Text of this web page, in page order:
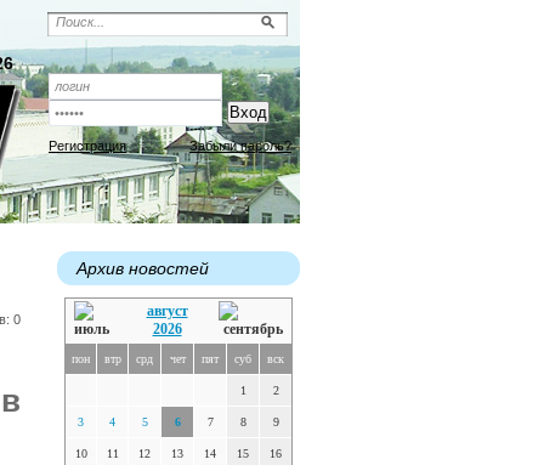
Регистрация Забыли пароль?
0
Архив новостей
август
2026
пон втр срд чет пят суб вск
1 2
3 4 5 6 7 8 9
10 11 12 13 14 15 16